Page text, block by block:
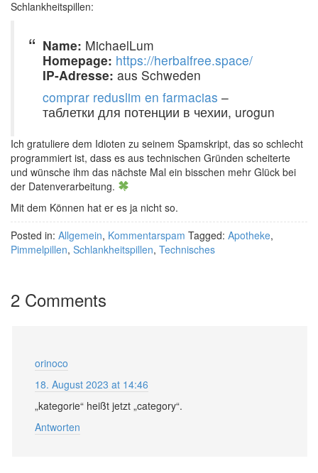
Schlankheitspillen:
Name: MichaelLum
Homepage: https://herbalfree.space/
IP-Adresse: aus Schweden
comprar reduslim en farmacias –
таблетки для потенции в чехии, urogun
Ich gratuliere dem Idioten zu seinem Spamskript, das so schlecht
programmiert ist, dass es aus technischen Gründen scheiterte
und wünsche ihm das nächste Mal ein bisschen mehr Glück bei
der Datenverarbeitung.
Mit dem Können hat er es ja nicht so.
Posted in: Allgemein, Kommentarspam Tagged: Apotheke,
Pimmelpillen, Schlankheitspillen, Technisches
2 Comments
orinoco
18. August 2023 at 14:46
„kategorie“ heißt jetzt „category“.
Antworten